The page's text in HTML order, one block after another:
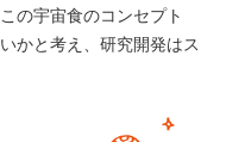
の宇宙食のコンセプト
かと考え、研究開発はス